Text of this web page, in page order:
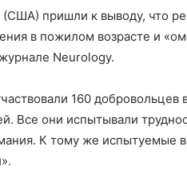
пришли к выводу, что
в пожилом возрасте и
Neurology.
160 добровольцев
Все они испытывали
К тому же испытуемые